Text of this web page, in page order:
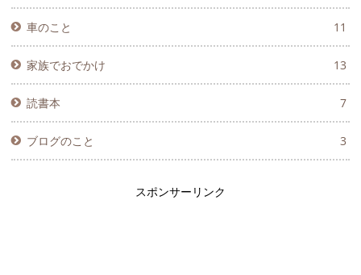
車のこと 11
家族でおでかけ 13
読書本 7
ブログのこと 3
スポンサーリンク